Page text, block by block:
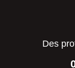
Des